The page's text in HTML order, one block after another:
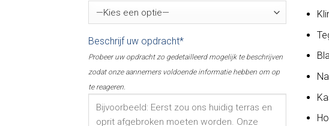
Beschrijf uw opdracht*
Probeer uw opdracht zo gedetailleerd mogelijk te beschrijven
zodat onze aannemers voldoende informatie hebben om op
te reageren.